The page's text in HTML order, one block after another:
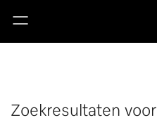
Zoekresultaten voor